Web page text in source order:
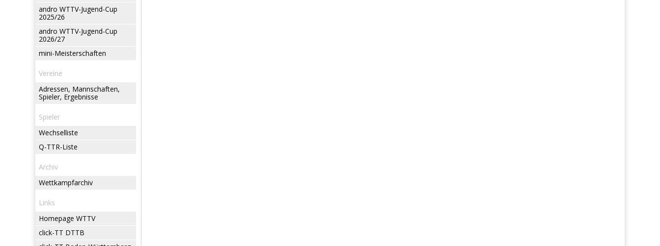
andro WTTV-Jugend-Cup
2025/26
andro WTTV-Jugend-Cup
2026/27
mini-Meisterschaften
Vereine
Adressen, Mannschaften,
Spieler, Ergebnisse
Spieler
Wechselliste
Q-TTR-Liste
Archiv
Wettkampfarchiv
Links
Homepage WTTV
click-TT DTTB